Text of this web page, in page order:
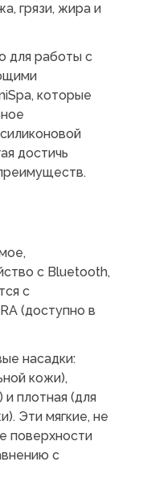
грязи, жира и
для работы с
которые
достичь
с Bluetooth,
с
(доступно в
насадки:
кожи),
и плотная (для
Эти мягкие, не
поверхности
с